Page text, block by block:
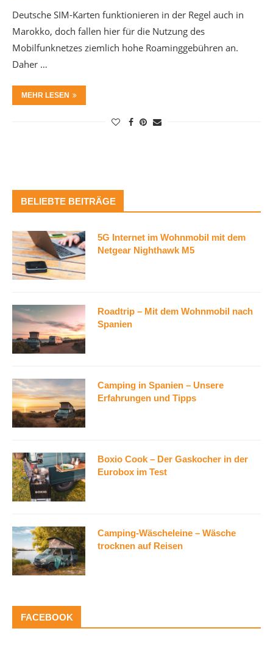
Deutsche SIM-Karten funktionieren in der Regel auch in
Marokko, doch fallen hier für die Nutzung des
Mobilfunknetzes ziemlich hohe Roaminggebühren an.
Daher …
MEHR LESEN
BELIEBTE BEITRÄGE
5G Internet im Wohnmobil mit dem
Netgear Nighthawk M5
Roadtrip – Mit dem Wohnmobil nach
Spanien
Camping in Spanien – Unsere
Erfahrungen und Tipps
Boxio Cook – Der Gaskocher in der
Eurobox im Test
Camping-Wäscheleine – Wäsche
trocknen auf Reisen
FACEBOOK